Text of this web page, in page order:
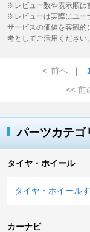
※レビュー数や表示順は
※レビューは実際にユー
サービスの価値を客観的
考としてご活用ください。
< 前へ ｜
<< 前
パーツカテゴ
タイヤ・ホイール
タイヤ・ホイール
カーナビ